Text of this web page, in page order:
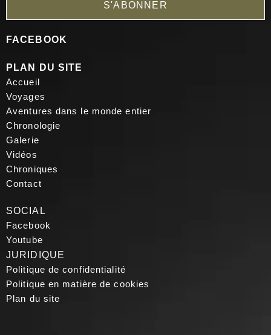
S'ABONNER
FACEBOOK
PLAN DU SITE
Accueil
Voyages
Aventures dans le monde entier
Chronologie
Galerie
Vidéos
Chroniques
Contact
SOCIAL
Facebook
Youtube
JURIDIQUE
Politique de confidentialité
Politique en matière de cookies
Plan du site